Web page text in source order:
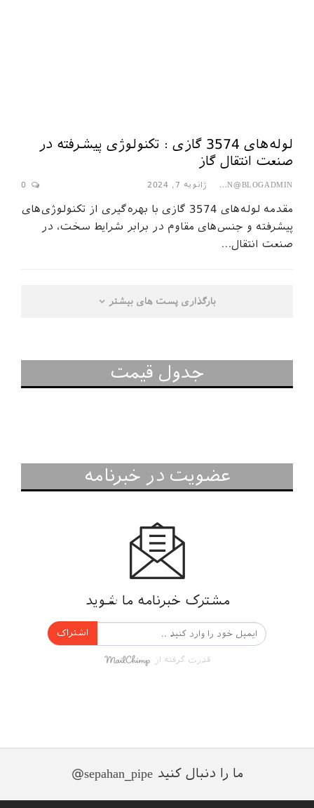
لوله‌های 3574 گازی : تکنولوژی پیشرفته در
صنعت انتقال گاز
SEPAHAN@BLOGADMIN ژانویه 7, 2024
مقدمه لوله‌های 3574 گازی با بهره‌گیری از تکنولوژی‌های
پیشرفته و جنس‌های مقاوم در برابر شرایط سخت، در
صنعت انتقال…
بارگذاری پست های بیشتر
جدول قیمت
عضویت در خبرنامه
مشترک خبرنامه ما شوید
اشتراک
قدرت گرفته از
ما را دنبال کنید@sepahan_pipe